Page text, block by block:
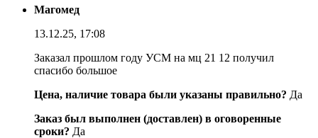
Магомед
13.12.25, 17:08
Заказал прошлом году УСМ на мц 21 12 получил
спасибо большое
Цена, наличие товара были указаны правильно? Да
Заказ был выполнен (доставлен) в оговоренные
сроки? Да